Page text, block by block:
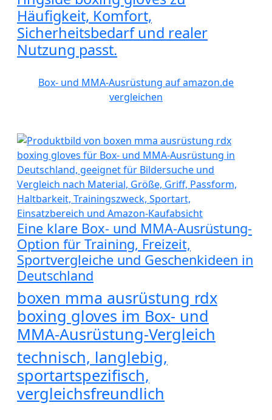
Häufigkeit, Komfort,
Sicherheitsbedarf und realer
Nutzung passt.
Box- und MMA-Ausrüstung auf amazon.de
vergleichen
Eine klare Box- und MMA-Ausrüstung-
Option für Training, Freizeit,
Sportvergleiche und Geschenkideen in
Deutschland
boxen mma ausrüstung rdx
boxing gloves im Box- und
MMA-Ausrüstung-Vergleich
technisch, langlebig,
sportartspezifisch,
vergleichsfreundlich